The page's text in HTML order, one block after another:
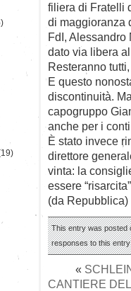
filiera di Fratelli
di maggioranza
FdI,
dato via libera
Resteranno
E questo
discontinuità.
capogruppo
anche per i
È stato invece
direttore
vinta: la
essere
(da Repubblica)
This entry was posted
responses to this
«
CANTIERE